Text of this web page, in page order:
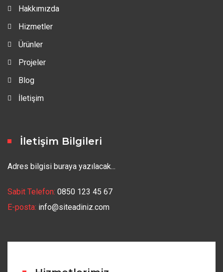
Hakkımızda
Hizmetler
Ürünler
Projeler
Blog
İletişim
İletişim Bilgileri
Adres bilgisi buraya yazılacak...
Sabit Telefon: 0850 123 45 67
E-posta: info@siteadiniz.com